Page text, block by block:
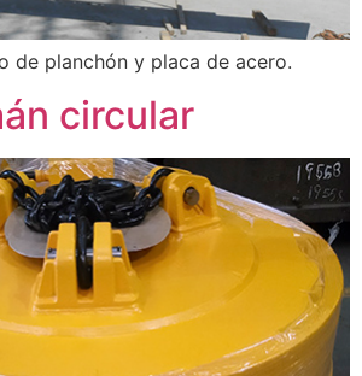
de planchón y placa de acero.
circular